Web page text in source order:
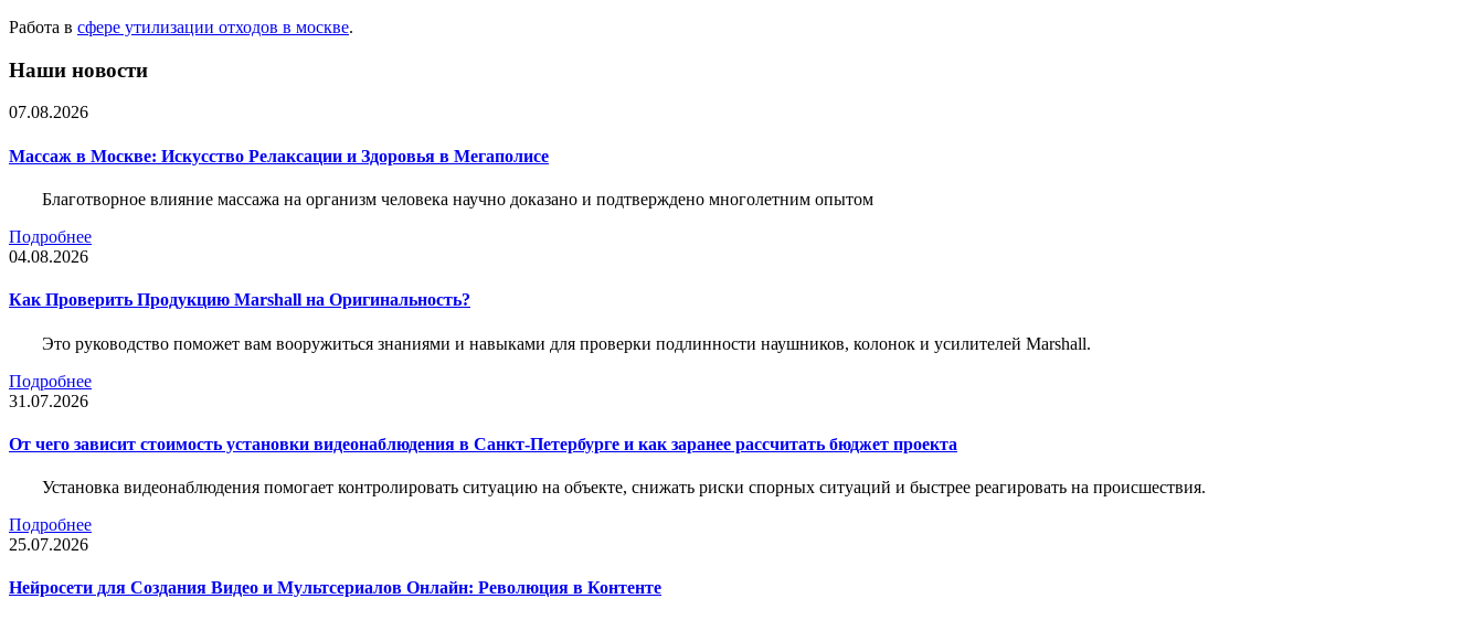
Работа в сфере утилизации отходов в москве.
Наши новости
07.08.2026
Массаж в Москве: Искусство Релаксации и Здоровья в Мегаполисе
Благотворное влияние массажа на организм человека научно доказано и подтверждено многолетним опытом
Подробнее
04.08.2026
Как Проверить Продукцию Marshall на Оригинальность?
Это руководство поможет вам вооружиться знаниями и навыками для проверки подлинности наушников, колонок и усилителей Marshall.
Подробнее
31.07.2026
От чего зависит стоимость установки видеонаблюдения в Санкт-Петербурге и как заранее рассчитать бюджет проекта
Установка видеонаблюдения помогает контролировать ситуацию на объекте, снижать риски спорных ситуаций и быстрее реагировать на происшествия.
Подробнее
25.07.2026
Нейросети для Создания Видео и Мультсериалов Онлайн: Революция в Контенте